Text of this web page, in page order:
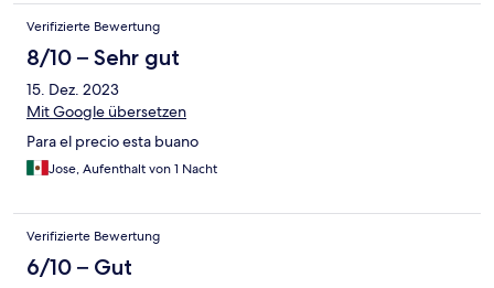
Verifizierte Bewertung
8/10 – Sehr gut
15. Dez. 2023
Mit Google übersetzen
Para el precio esta buano
Jose, Aufenthalt von 1 Nacht
Verifizierte Bewertung
6/10 – Gut